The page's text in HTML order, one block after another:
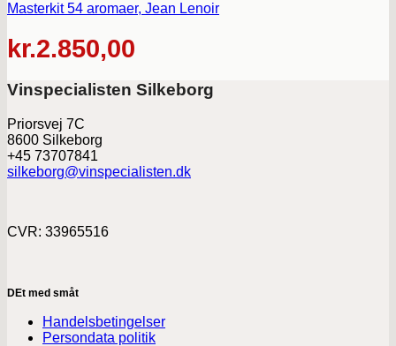
Masterkit 54 aromaer, Jean Lenoir
kr.2.850,00
Vinspecialisten Silkeborg
Priorsvej 7C
8600 Silkeborg
+45 73707841
silkeborg@vinspecialisten.dk
CVR: 33965516
DEt med småt
Handelsbetingelser
Persondata politik